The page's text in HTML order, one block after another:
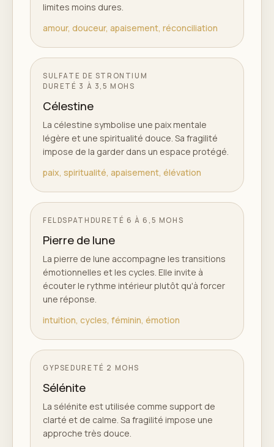
limites moins dures.
amour, douceur, apaisement, réconciliation
SULFATE DE STRONTIUM
DURETÉ 3 À 3,5 MOHS
Célestine
La célestine symbolise une paix mentale
légère et une spiritualité douce. Sa fragilité
impose de la garder dans un espace protégé.
paix, spiritualité, apaisement, élévation
FELDSPATH DURETÉ 6 À 6,5 MOHS
Pierre de lune
La pierre de lune accompagne les transitions
émotionnelles et les cycles. Elle invite à
écouter le rythme intérieur plutôt qu'à forcer
une réponse.
intuition, cycles, féminin, émotion
GYPSE DURETÉ 2 MOHS
Sélénite
La sélénite est utilisée comme support de
clarté et de calme. Sa fragilité impose une
approche très douce.